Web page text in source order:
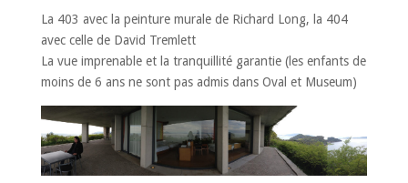
La 403 avec la peinture murale de Richard Long, la 404
avec celle de David Tremlett
La vue imprenable et la tranquillité garantie (les enfants de
moins de 6 ans ne sont pas admis dans Oval et Museum)